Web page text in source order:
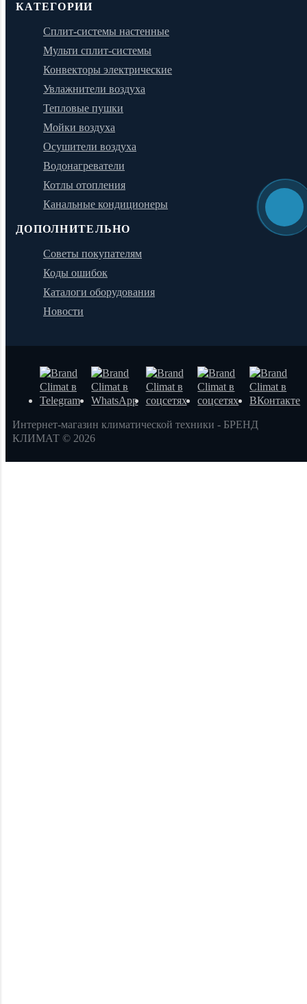
КАТЕГОРИИ
Сплит-системы настенные
Мульти сплит-системы
Конвекторы электрические
Увлажнители воздуха
Тепловые пушки
Мойки воздуха
Осушители воздуха
Водонагреватели
Котлы отопления
Канальные кондиционеры
ДОПОЛНИТЕЛЬНО
Советы покупателям
Коды ошибок
Каталоги оборудования
Новости
Интернет-магазин климатической техники - БРЕНД
КЛИМАТ © 2026